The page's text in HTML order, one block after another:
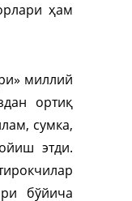
ҳам
миллий
ортиқ
сумка,
этди.
бўйича